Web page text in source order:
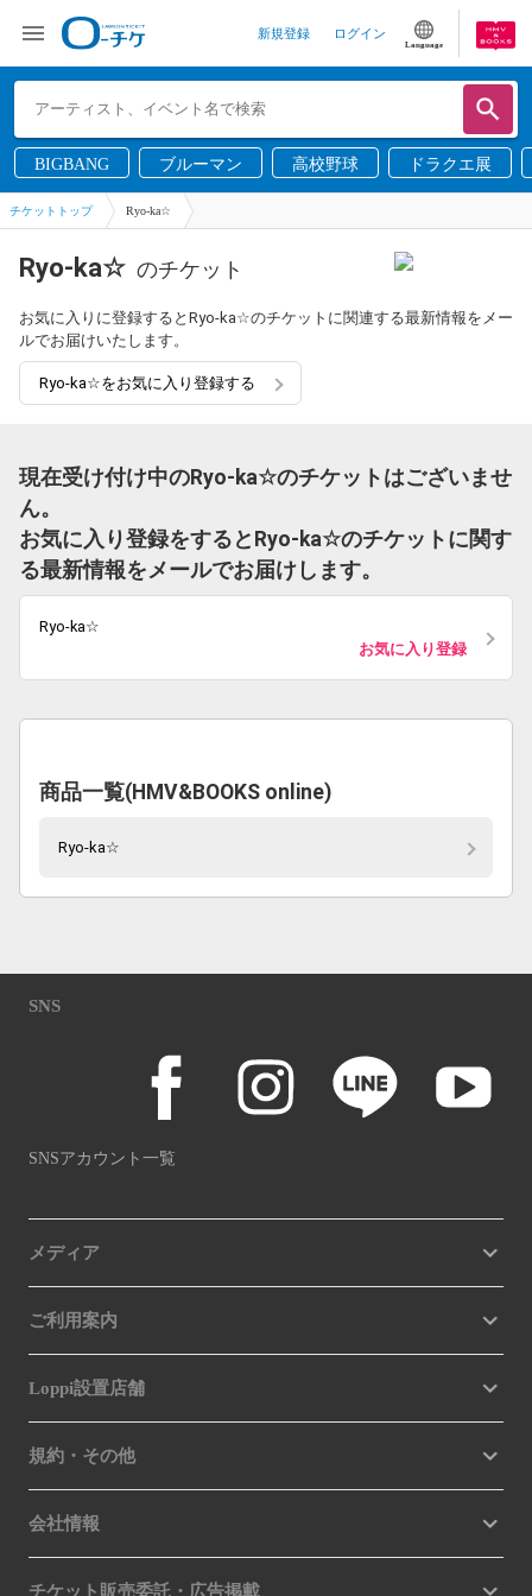
新規登録 ログイン
Language
BIGBANG ブルーマン 高校野球 ドラクエ展
チケットトップ Ryo-ka☆
Ryo-ka☆ のチケット
お気に入りに登録するとRyo-ka☆のチケットに関連する最新情報をメー
ルでお届けいたします。
Ryo-ka☆をお気に入り登録する
現在受け付け中のRyo-ka☆のチケットはございませ
ん。
お気に入り登録をするとRyo-ka☆のチケットに関す
る最新情報をメールでお届けします。
Ryo-ka☆
お気に入り登録
商品一覧(HMV&BOOKS online)
Ryo-ka☆
SNS
SNSアカウント一覧
メディア
ご利用案内
Loppi設置店舗
規約・その他
会社情報
チケット販売委託・広告掲載